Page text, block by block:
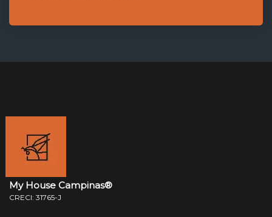
My House Campinas®
CRECI: 31765-J